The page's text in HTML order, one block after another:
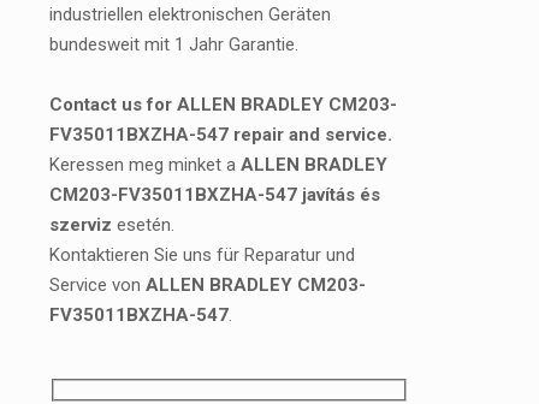
industriellen elektronischen Geräten
bundesweit mit 1 Jahr Garantie.
Contact us for ALLEN BRADLEY CM203-
FV35011BXZHA-547 repair and service.
Keressen meg minket a ALLEN BRADLEY
CM203-FV35011BXZHA-547 javítás és
szerviz esetén.
Kontaktieren Sie uns für Reparatur und
Service von ALLEN BRADLEY CM203-
FV35011BXZHA-547.